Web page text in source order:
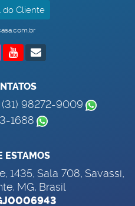
do Cliente
(31) 98272-9009
1688
ESTAMOS
, 1435, Sala 708, Savassi,
, MG, Brasil